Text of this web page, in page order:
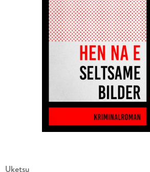
Uketsu